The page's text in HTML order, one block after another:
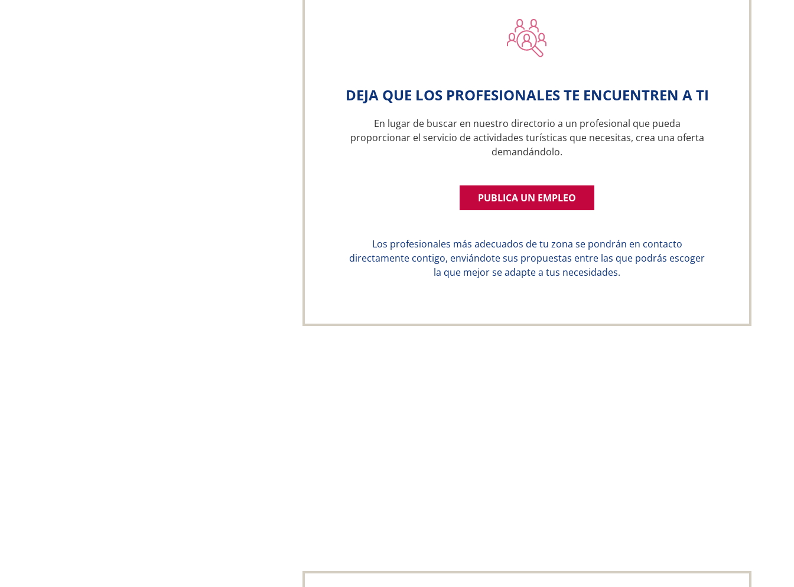
DEJA QUE LOS PROFESIONALES TE ENCUENTREN A TI
En lugar de buscar en nuestro directorio a un profesional que pueda
proporcionar el servicio de actividades turísticas que necesitas, crea una oferta
demandándolo.
PUBLICA UN EMPLEO
Los profesionales más adecuados de tu zona se pondrán en contacto
directamente contigo, enviándote sus propuestas entre las que podrás escoger
la que mejor se adapte a tus necesidades.